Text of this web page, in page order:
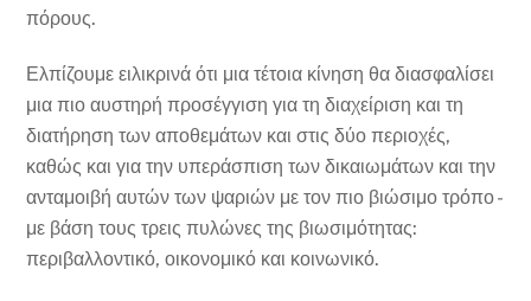
πόρους.
Ελπίζουμε ειλικρινά ότι μια τέτοια κίνηση θα διασφαλίσει
μια πιο αυστηρή προσέγγιση για τη διαχείριση και τη
διατήρηση των αποθεμάτων και στις δύο περιοχές,
καθώς και για την υπεράσπιση των δικαιωμάτων και την
ανταμοιβή αυτών των ψαριών με τον πιο βιώσιμο τρόπο -
με βάση τους τρεις πυλώνες της βιωσιμότητας:
περιβαλλοντικό, οικονομικό και κοινωνικό.